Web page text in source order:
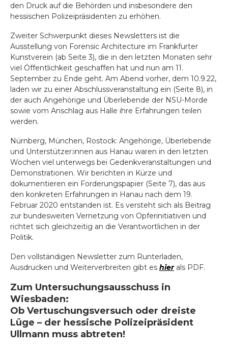
den Druck auf die Behörden und insbesondere den
hessischen Polizeipräsidenten zu erhöhen.
Zweiter Schwerpunkt dieses Newsletters ist die
Ausstellung von Forensic Architecture im Frankfurter
Kunstverein (ab Seite 3), die in den letzten Monaten sehr
viel Öffentlichkeit geschaffen hat und nun am 11.
September zu Ende geht. Am Abend vorher, dem 10.9.22,
laden wir zu einer Abschlussveranstaltung ein (Seite 8), in
der auch Angehörige und Überlebende der NSU-Morde
sowie vom Anschlag aus Halle ihre Erfahrungen teilen
werden.
Nürnberg, München, Rostock: Angehörige, Überlebende
und Unterstützer:innen aus Hanau waren in den letzten
Wochen viel unterwegs bei Gedenkveranstaltungen und
Demonstrationen. Wir berichten in Kürze und
dokumentieren ein Forderungspapier (Seite 7), das aus
den konkreten Erfahrungen in Hanau nach dem 19.
Februar 2020 entstanden ist. Es versteht sich als Beitrag
zur bundesweiten Vernetzung von Opferinitiativen und
richtet sich gleichzeitig an die Verantwortlichen in der
Politik.
Den vollständigen Newsletter zum Runterladen,
Ausdrucken und Weiterverbreiten gibt es hierals PDF.
Zum Untersuchungsausschuss in
Wiesbaden:
Ob Vertuschungsversuch oder dreiste
Lüge – der hessische Polizeipräsident
Ullmann muss abtreten!